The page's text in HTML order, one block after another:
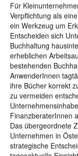
Für
Verpflichtung als
ein Werkzeug um
Entscheiden sich
Buchhaltung
erheblichen
bestehenden
AnwenderInnen
ihre Bücher korrekt
zu vermeiden
FinanzberaterInnen
Das übergeordnete
Unternehmen in
strategische